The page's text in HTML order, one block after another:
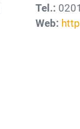
Tel.:
Web: